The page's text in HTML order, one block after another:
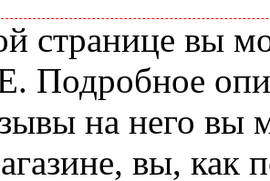
странице вы
Подробное
на него вы
вы, как